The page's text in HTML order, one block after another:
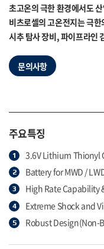
초고온의 극한 환경에서도
비츠로셀의 고온전지는 극
시추 탐사 장비, 파이프라인
문의사항
주요특징
3.6V Lithium Thionyl
Battery for MWD /
High Rate Capability
Extreme Shock and
Robust Design(Non-